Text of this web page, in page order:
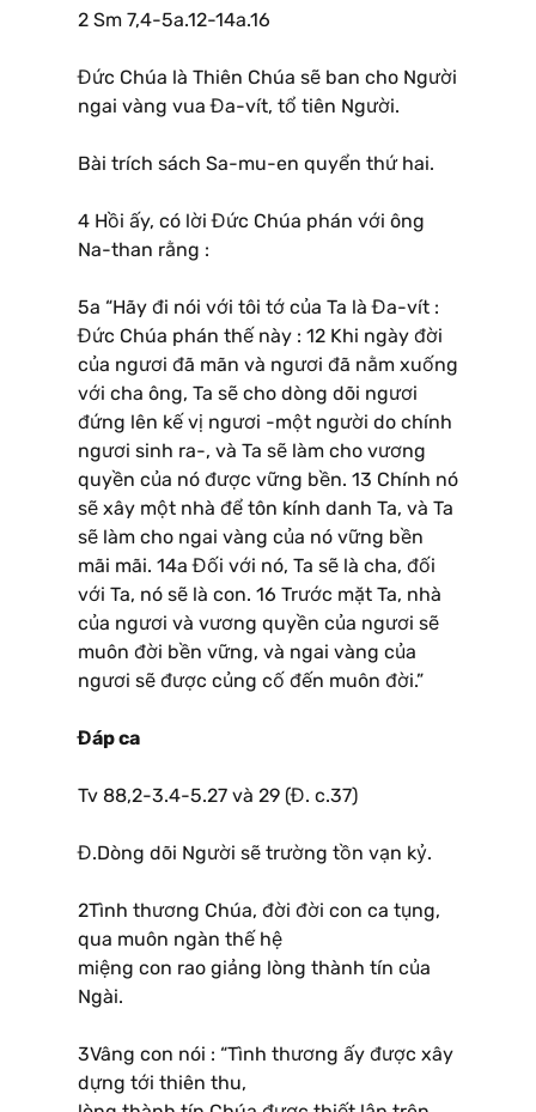
2 Sm 7,4-5a.12-14a.16
Đức Chúa là Thiên Chúa sẽ ban cho Người
ngai vàng vua Đa-vít, tổ tiên Người.
Bài trích sách Sa-mu-en quyển thứ hai.
4 Hồi ấy, có lời Đức Chúa phán với ông
Na-than rằng :
5a “Hãy đi nói với tôi tớ của Ta là Đa-vít :
Đức Chúa phán thế này : 12 Khi ngày đời
của ngươi đã mãn và ngươi đã nằm xuống
với cha ông, Ta sẽ cho dòng dõi ngươi
đứng lên kế vị ngươi -một người do chính
ngươi sinh ra-, và Ta sẽ làm cho vương
quyền của nó được vững bền. 13 Chính nó
sẽ xây một nhà để tôn kính danh Ta, và Ta
sẽ làm cho ngai vàng của nó vững bền
mãi mãi. 14a Đối với nó, Ta sẽ là cha, đối
với Ta, nó sẽ là con. 16 Trước mặt Ta, nhà
của ngươi và vương quyền của ngươi sẽ
muôn đời bền vững, và ngai vàng của
ngươi sẽ được củng cố đến muôn đời.”
Đáp ca
Tv 88,2-3.4-5.27 và 29 (Đ. c.37)
Đ.Dòng dõi Người sẽ trường tồn vạn kỷ.
2Tình thương Chúa, đời đời con ca tụng,
qua muôn ngàn thế hệ
miệng con rao giảng lòng thành tín của
Ngài.
3Vâng con nói : “Tình thương ấy được xây
dựng tới thiên thu,